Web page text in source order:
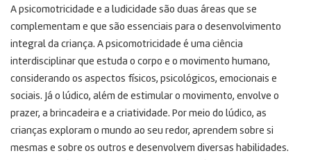
A psicomotricidade e a ludicidade são duas áreas que se
complementam e que são essenciais para o desenvolvimento
integral da criança. A psicomotricidade é uma ciência
interdisciplinar que estuda o corpo e o movimento humano,
considerando os aspectos físicos, psicológicos, emocionais e
sociais. Já o lúdico, além de estimular o movimento, envolve o
prazer, a brincadeira e a criatividade. Por meio do lúdico, as
crianças exploram o mundo ao seu redor, aprendem sobre si
mesmas e sobre os outros e desenvolvem diversas habilidades.